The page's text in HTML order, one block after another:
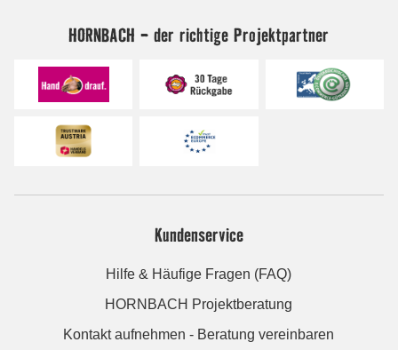
HORNBACH - der richtige Projektpartner
Kundenservice
Hilfe & Häufige Fragen (FAQ)
HORNBACH Projektberatung
Kontakt aufnehmen - Beratung vereinbaren